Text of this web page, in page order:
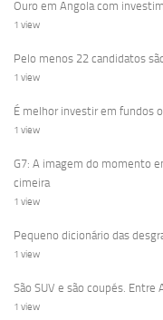
Ouro em Angola com
1 view
Pelo menos 22 candidatos
1 view
É melhor investir em fundos
1 view
G7: A imagem do momento
cimeira
1 view
Pequeno dicionário das
1 view
São SUV e são coupés.
1 view